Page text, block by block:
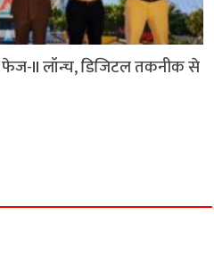
II लॉन्च, डिजिटल तकनीक से